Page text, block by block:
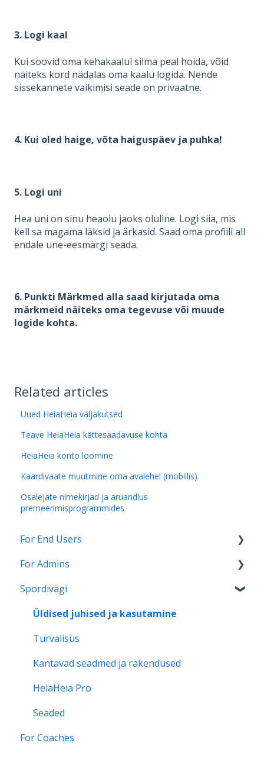
3. Logi kaal
Kui soovid oma kehakaalul silma peal hoida, võid
näiteks kord nädalas oma kaalu logida. Nende
sissekannete vaikimisi seade on privaatne.
4. Kui oled haige, võta haiguspäev ja puhka!
5. Logi uni
Hea uni on sinu heaolu jaoks oluline. Logi siia, mis
kell sa magama läksid ja ärkasid. Saad oma profiili all
endale une-eesmärgi seada.
6. Punkti Märkmed alla saad kirjutada oma
märkmeid näiteks oma tegevuse või muude
logide kohta.
Related articles
Uued HeiaHeia väljakutsed
Teave HeiaHeia kättesaadavuse kohta
HeiaHeia konto loomine
Kaardivaate muutmine oma avalehel (mobiilis)
Osalejate nimekirjad ja aruandlus
premeerimisprogrammides
For End Users
HeiaHeia Pro
General instructions and onboarding
Wearables and health apps
Settings
Privacy
For Admins
HeiaHeia Onboarding
Support for continued use
Spordivägi
Üldised juhised ja kasutamine
Turvalisus
Kantavad seadmed ja rakendused
HeiaHeia Pro
Seaded
For Coaches